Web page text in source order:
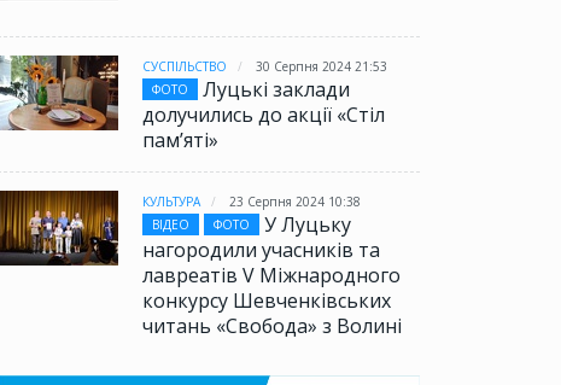
СУСПІЛЬСТВО
30 Серпня 2024 21:53
ФОТО
Луцькі заклади
долучились до акції «Стіл
памʼяті»
КУЛЬТУРА
23 Серпня 2024 10:38
ВІДЕО
ФОТО
У Луцьку
нагородили учасників та
лавреатів V Міжнародного
конкурсу Шевченківських
читань «Свобода» з Волині